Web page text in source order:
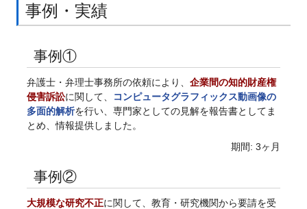
事例・実績
事例①
弁護士・弁理士事務所の依頼により、 企業間の知的財産権
侵害訴訟に関して、
コンピュータグラフィックス動画像の
多面的解析を行い、専門家としての見解を報告書としてま
とめ、情報提供しました。
期間: 3ヶ月
事例②
大規模な研究不正に関して、教育・研究機関から要請を受